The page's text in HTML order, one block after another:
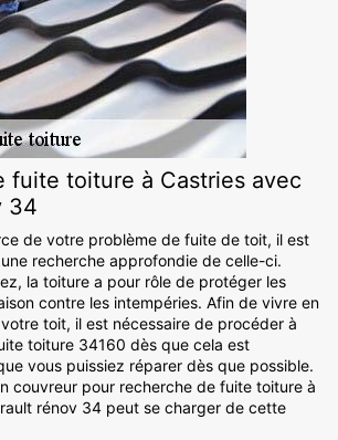
fuite toiture à Castries avec
34
de votre problème de fuite de toit, il est
recherche approfondie de celle-ci.
la toiture a pour rôle de protéger les
contre les intempéries. Afin de vivre en
toit, il est nécessaire de procéder à
toiture 34160 dès que cela est
vous puissiez réparer dès que possible.
couvreur pour recherche de fuite toiture à
rénov 34 peut se charger de cette